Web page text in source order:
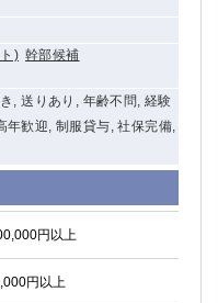
) 幹部候補
, 送りあり, 年齢不問, 経験
年歓迎, 制服貸与, 社保完備,
円以上
円以上
ーザ